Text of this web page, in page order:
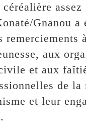
assez
Gnanou a
remerciements
aux
et aux
de la
et leur